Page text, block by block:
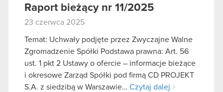
Raport bieżący nr 11/2025
23 czerwca 2025
Temat: Uchwały podjęte przez Zwyczajne Walne
Zgromadzenie Spółki Podstawa prawna: Art. 56
ust. 1 pkt 2 Ustawy o ofercie – informacje bieżące
i okresowe Zarząd Spółki pod firmą CD PROJEKT
S.A. z siedzibą w Warszawie… Czytaj dalej